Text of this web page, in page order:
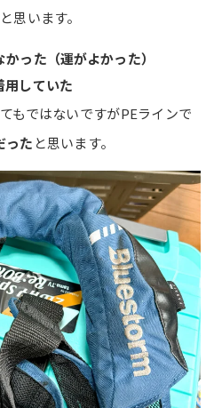
思います。
った（運がよかった）
していた
もではないですがPEラインで
った と思います。